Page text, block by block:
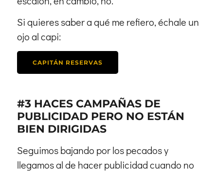
Si quieres saber a qué me refiero, échale un
ojo al capi:
CAPITÁN RESERVAS
#3 HACES CAMPAÑAS DE
PUBLICIDAD PERO NO ESTÁN
BIEN DIRIGIDAS
Seguimos bajando por los pecados y
llegamos al de hacer publicidad cuando no